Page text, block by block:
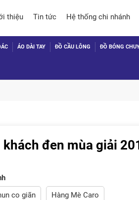
thiệu Tin tức Hệ thống chi nhánh
ÁO DÀI TAY ĐỒ CẦU LÔNG ĐỒ BÓNG
TIẾP TỤC MUA HÀNG
đen mùa giải
co giãn
Hàng Mè Caro